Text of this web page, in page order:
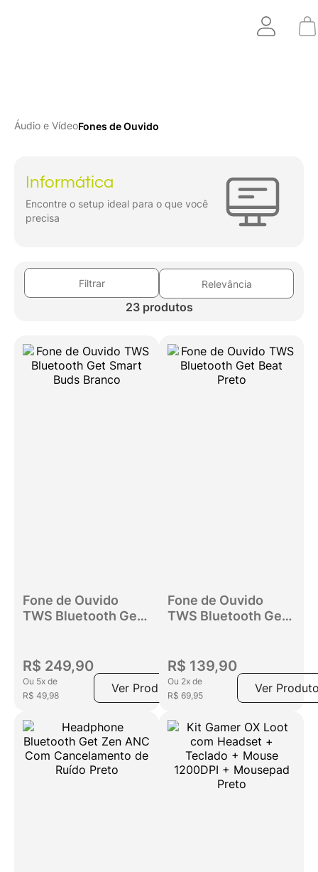
Áudio e VídeoFones de Ouvido
Informática
Encontre o setup ideal para o que você
precisa
Filtrar Relevância
23 produtos
Fone de Ouvido
TWS Bluetooth Get
R$ 249,90
Ou 5x de
R$ 49,98
Ver Produto
Fone de Ouvido
TWS Bluetooth Get
R$ 139,90
Ou 2x de
R$ 69,95
Ver